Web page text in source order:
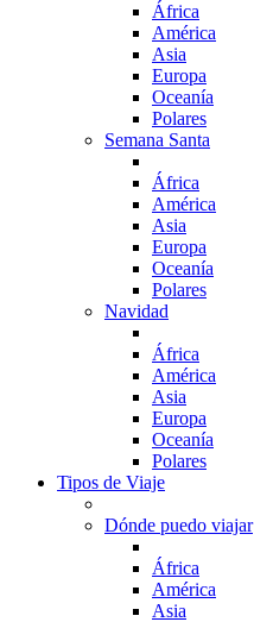
África
América
Asia
Europa
Oceanía
Polares
Semana Santa
África
América
Asia
Europa
Oceanía
Polares
Navidad
África
América
Asia
Europa
Oceanía
Polares
Tipos de Viaje
Dónde puedo viajar
África
América
Asia